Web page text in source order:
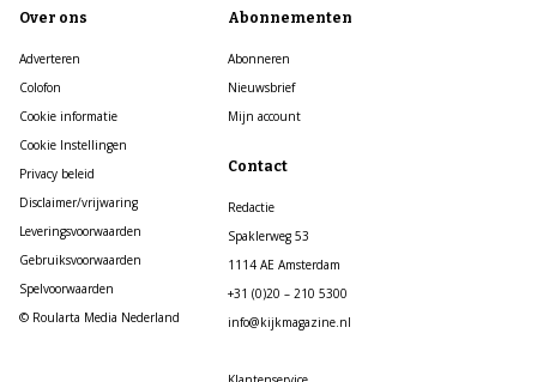
Over ons
Adverteren
Colofon
Cookie informatie
Cookie Instellingen
Privacy beleid
Disclaimer/vrijwaring
Leveringsvoorwaarden
Gebruiksvoorwaarden
Spelvoorwaarden
© Roularta Media Nederland
Abonnementen
Abonneren
Nieuwsbrief
Mijn account
Contact
Redactie
Spaklerweg 53
1114 AE Amsterdam
+31 (0)20 – 210 5300
info@kijkmagazine.nl